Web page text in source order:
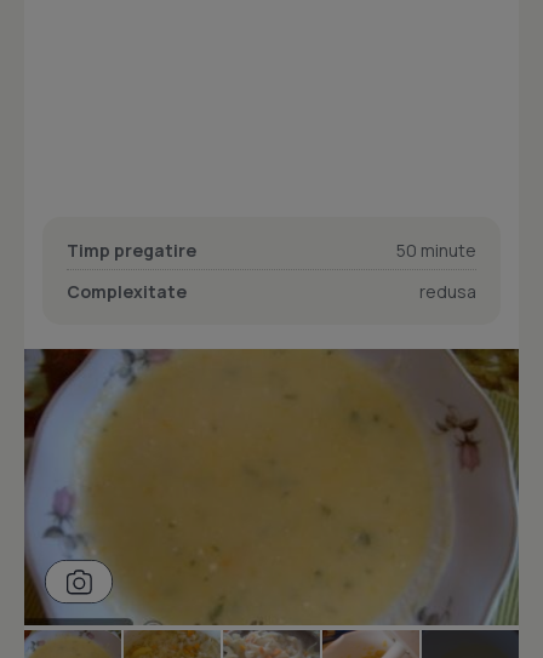
Timp pregatire
50 minute
Complexitate
redusa